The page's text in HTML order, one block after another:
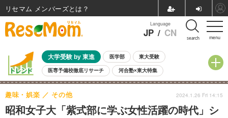
menu
Language
JP / CN search
大学受験 by 東進 医学部 東大受験
医専予備校徹底リサーチ 河合塾×東大特集
親子で考える大学選び 高校受験 中学受験 小学校受験
共通テスト 夏休み
8月開催イベント・WS 全国公立高校 過去問 人気記事
昭和女子大「紫式部に学ぶ女性活躍の時代」シ
趣味・娯楽 その他 2024.1.26 Fri 14:15
リセマム メンバーズ